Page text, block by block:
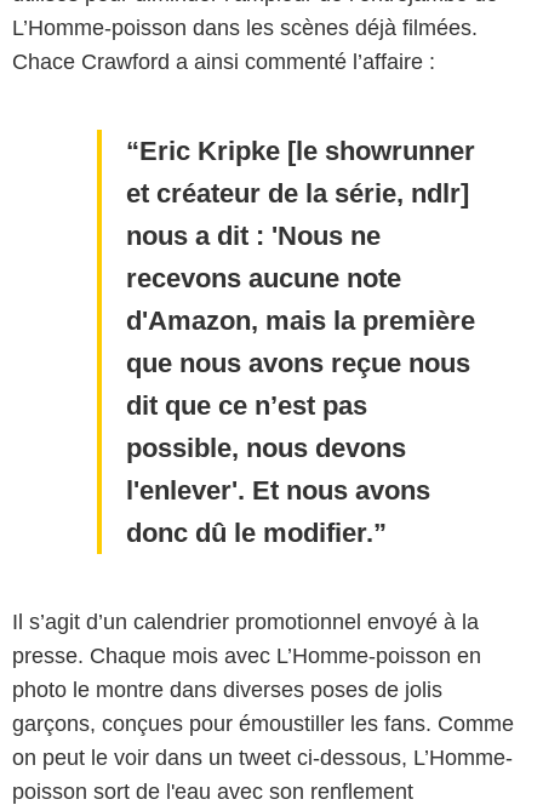
L’Homme-poisson dans les scènes déjà filmées.
Chace Crawford a ainsi commenté l’affaire :
Eric Kripke [le showrunner
et créateur de la série, ndlr]
nous a dit : 'Nous ne
recevons aucune note
d'Amazon, mais la première
que nous avons reçue nous
dit que ce n’est pas
possible, nous devons
l'enlever'. Et nous avons
donc dû le modifier.
Il s’agit d’un calendrier promotionnel envoyé à la
presse. Chaque mois avec L’Homme-poisson en
photo le montre dans diverses poses de jolis
garçons, conçues pour émoustiller les fans. Comme
on peut le voir dans un tweet ci-dessous, L’Homme-
poisson sort de l'eau avec son renflement